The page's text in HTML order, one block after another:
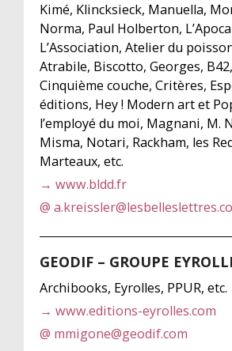
Kimé, Klincksieck, Manuella,
Norma, Paul Holberton,
L’Association, Atelier du
Atrabile, Biscotto, Georges,
Cinquième couche, Critères,
éditions, Hey ! Modern art et
l’employé du moi, Magnani, M.
Misma, Notari, Rackham, les
Marteaux, etc.
→ www.bldd.fr
@
GEODIF – GROUPE
Archibooks, Eyrolles, PPUR, etc.
→ www.editions-eyrolles.com
@ mmigone@geodif.com